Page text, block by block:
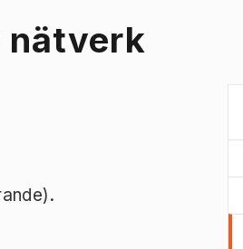
nätverk